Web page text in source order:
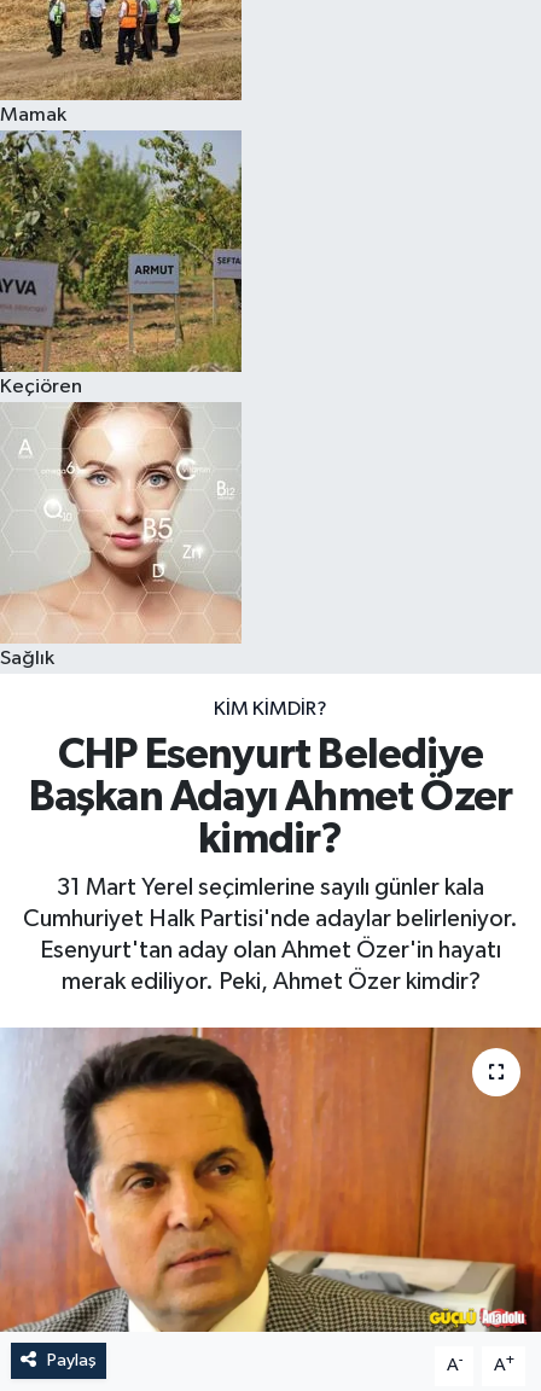
Mamak
Keçiören
Sağlık
KIM KIMDIR?
CHP Esenyurt Belediye
Başkan Adayı Ahmet Özer
kimdir?
31 Mart Yerel seçimlerine sayılı günler kala
Cumhuriyet Halk Partisi'nde adaylar belirleniyor.
Esenyurt'tan aday olan Ahmet Özer'in hayatı
merak ediliyor. Peki, Ahmet Özer kimdir?
Paylaş A- A+